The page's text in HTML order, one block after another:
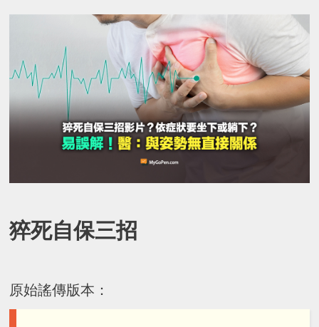
猝死自保三招
原始謠傳版本：